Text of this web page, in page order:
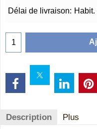
Délai de livraison: Habit.
Description Plus